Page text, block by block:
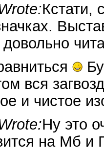
Кстати,
вся
и чистое
Ну это
на Мб и